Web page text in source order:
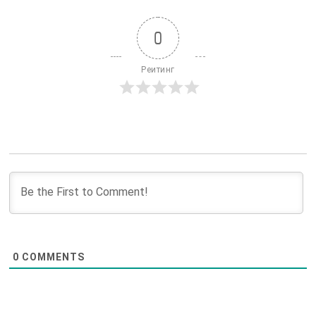
Консультація та оцінка стану:
Первинний контакт: Пацієнт або його
родичі зв’язуються з клінікою для
обговорення проблеми та можливих
ретельна діагностика, що включає медичні
аналізи, психологічну оцінку та
обговорення історії хвороби пацієнта.
Розробка індивідуального плану: На основі
даних фахівці клініки розробляють
0
Реитинг
0 COMMENTS